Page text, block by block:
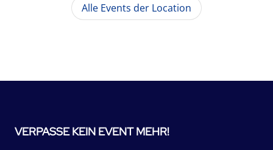
Alle Events der Location
VERPASSE KEIN EVENT MEHR!